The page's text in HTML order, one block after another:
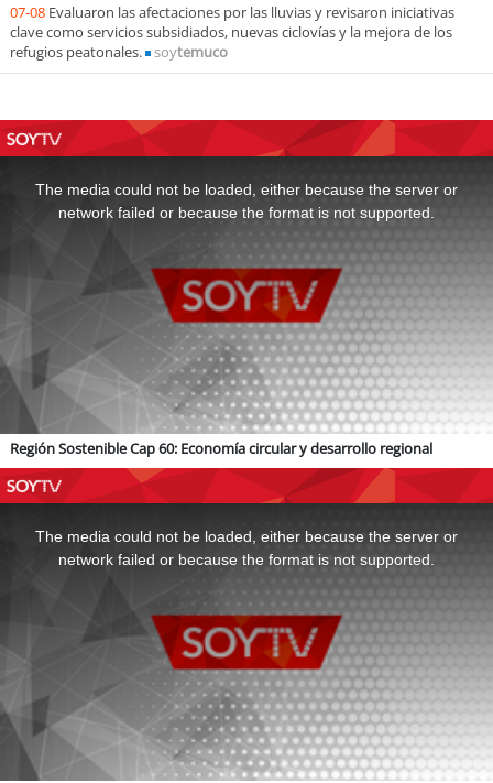
07-08 Evaluaron las afectaciones por las lluvias y revisaron iniciativas
clave como servicios subsidiados, nuevas ciclovías y la mejora de los
refugios peatonales.
soytemuco
The media could not be loaded, either because the server or
network failed or because the format is not supported.
Región Sostenible Cap 60: Economía circular y desarrollo regional
The media could not be loaded, either because the server or
network failed or because the format is not supported.